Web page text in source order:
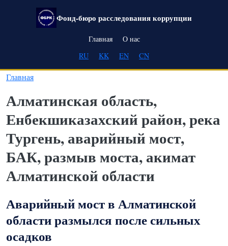
Перейти к основному содержанию
Фонд-бюро расследования коррупции
Main navigation
Главная
О нас
RU
KK EN CN
Главная
Алматинская область,
Енбекшиказахский район, река
Тургень, аварийный мост,
БАК, размыв моста, акимат
Алматинской области
Аварийный мост в Алматинской
области размылся после сильных
осадков